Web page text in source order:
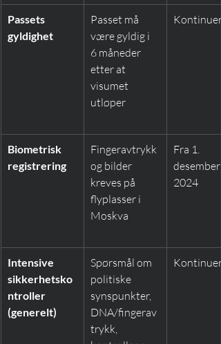
Passets
gyldighet
Passet må
være gyldig i
6 måneder
etter at
visumet
utløper
Biometrisk
registrering
Fingeravtrykk
og bilder
kreves på
flyplasser i
Moskva
Fra 1.
desember
2024
Intensive
sikkerhetsko
ntroller
(generelt)
Spørsmål om
politiske
synspunkter,
DNA/fingerav
trykk,